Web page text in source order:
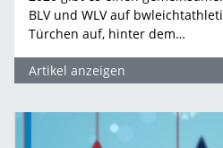
BLV und WLV auf
Türchen auf, hinter dem…
Artikel anzeigen